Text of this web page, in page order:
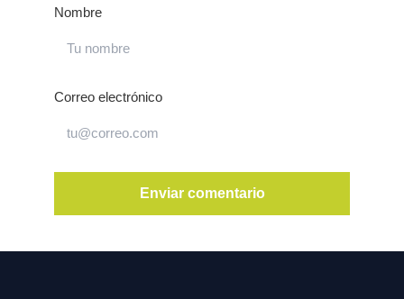
Nombre
Correo electrónico